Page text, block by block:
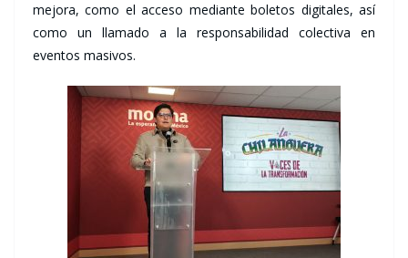
mejora, como el acceso mediante boletos digitales, así
como un llamado a la responsabilidad colectiva en
eventos masivos.